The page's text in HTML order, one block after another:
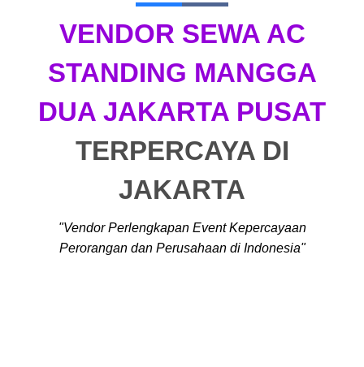
VENDOR SEWA AC
STANDING MANGGA
DUA JAKARTA PUSAT
TERPERCAYA DI
JAKARTA
"Vendor Perlengkapan Event Kepercayaan
Perorangan dan Perusahaan di Indonesia"